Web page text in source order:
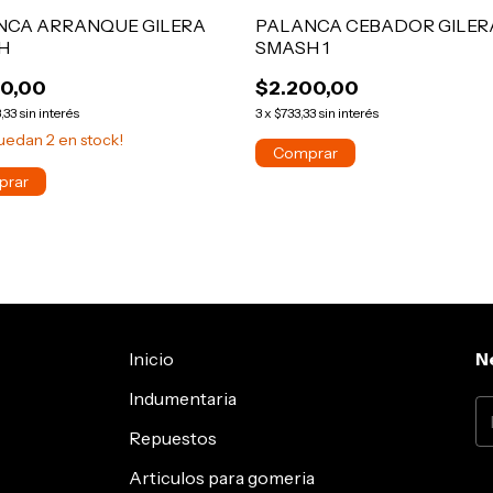
ARRANQUE GILERA
sin interés
2en stock!
PALANCA CEBADOR
SMASH 1
$2.200,00
3x $733,33sin interés
Inicio
Indumentaria
Repuestos
Articulos para gomeria